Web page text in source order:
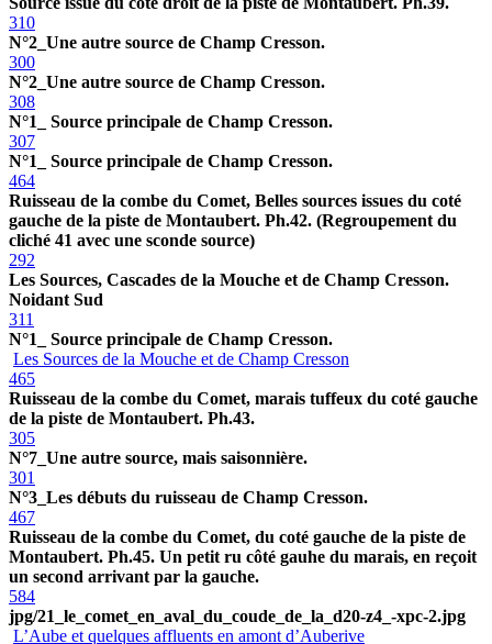
310
N°2_Une autre source de Champ Cresson.
300
N°2_Une autre source de Champ Cresson.
308
N°1_ Source principale de Champ Cresson.
307
N°1_ Source principale de Champ Cresson.
464
Ruisseau de la combe du Comet, Belles sources issues du coté
gauche de la piste de Montaubert. Ph.42. (Regroupement du
cliché 41 avec une sconde source)
292
Les Sources, Cascades de la Mouche et de Champ Cresson.
Noidant Sud
311
N°1_ Source principale de Champ Cresson.
Les Sources de la Mouche et de Champ Cresson
465
Ruisseau de la combe du Comet, marais tuffeux du coté gauche
de la piste de Montaubert. Ph.43.
305
N°7_Une autre source, mais saisonnière.
301
N°3_Les débuts du ruisseau de Champ Cresson.
467
Ruisseau de la combe du Comet, du coté gauche de la piste de
Montaubert. Ph.45. Un petit ru côté gauhe du marais, en reçoit
un second arrivant par la gauche.
584
jpg/21_le_comet_en_aval_du_coude_de_la_d20-z4_-xpc-2.jpg
L’Aube et quelques affluents en amont d’Auberive